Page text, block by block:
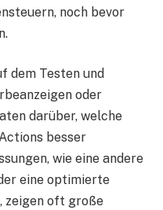
noch bevor
dem Testen und
oder
darüber, welche
besser
wie eine andere
eine optimierte
zeigen oft große